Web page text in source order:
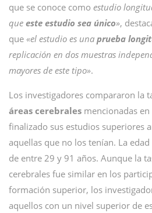
que se conoce como estudio
que este estudio sea único»,
que «el estudio es una prueba
replicación en dos muestras
mayores de este tipo».
Los investigadores compararon la
áreas cerebrales mencionadas
finalizado sus estudios superiores
aquellas que no los tenían. La
de entre 29 y 91 años. Aunque la
cerebrales fue similar en los
formación superior, los
aquellos con un nivel superior de